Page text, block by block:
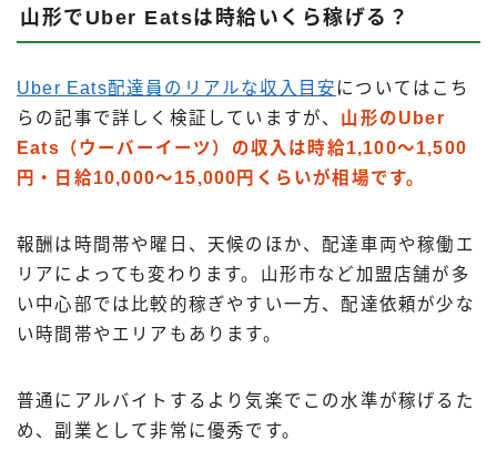
山形でUber Eatsは時給いくら稼げる？
Uber Eats配達員のリアルな収入目安 についてはこち
らの記事で詳しく検証していますが、 山形のUber
Eats（ウーバーイーツ）の収入は時給1,100〜1,500
円・日給10,000〜15,000円くらいが相場です。
報酬は時間帯や曜日、天候のほか、配達車両や稼働エ
リアによっても変わります。山形市など加盟店舗が多
い中心部では比較的稼ぎやすい一方、配達依頼が少な
い時間帯やエリアもあります。
普通にアルバイトするより気楽でこの水準が稼げるた
め、副業として非常に優秀です。